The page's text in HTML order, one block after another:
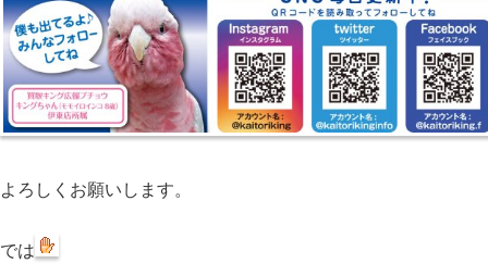
よろしくお願いします。
では